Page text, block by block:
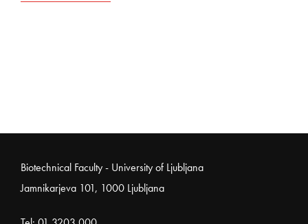
Noga strani
Biotechnical Faculty - University of Ljubljana
Jamnikarjeva 101, 1000 Ljubljana